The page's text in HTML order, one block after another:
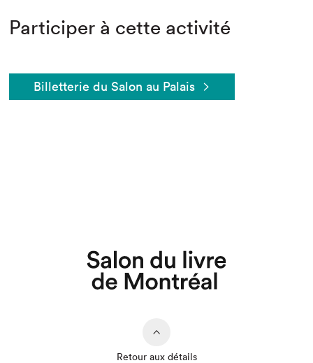
Participer à cette activité
Billetterie du Salon au Palais
Retour aux détails